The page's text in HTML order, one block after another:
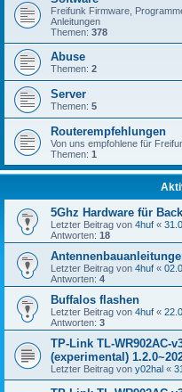
Freifunk Firmware,
Anleitungen
Themen: 378
Abuse
Themen: 2
Server
Themen: 5
Routerempfehlungen
Von uns empfohlene für
Themen: 1
5Ghz Hardware für
Letzter Beitrag von 4huf «
Antworten: 18
Letzter Beitrag von 4huf «
Antworten: 4
Buffalos flashen
Letzter Beitrag von 4huf «
Antworten: 3
TP-Link TL-WR902AC-
(experimental)
Letzter Beitrag von y02hal «